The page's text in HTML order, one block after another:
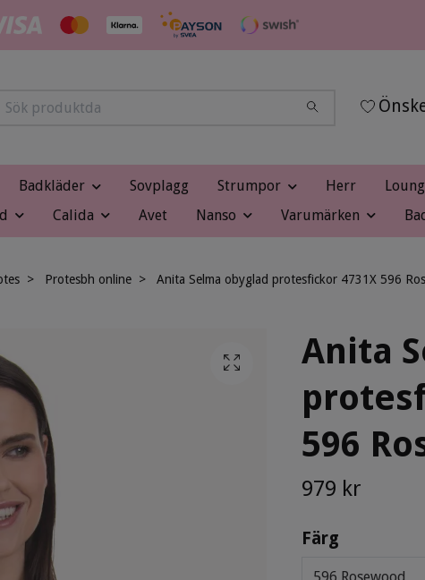
Badkläder Sovplagg Strumpor Herr
Calida Avet Nanso Varumärken
Protesbh online Anita Selma obyglad protesfickor 4731X 596
Anita
596
979 kr
Färg
596 Rosewood